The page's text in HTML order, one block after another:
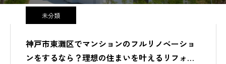
未分類
神戸市東灘区でマンションのフルリノベーショ
ンをするなら？理想の住まいを叶えるリフォー